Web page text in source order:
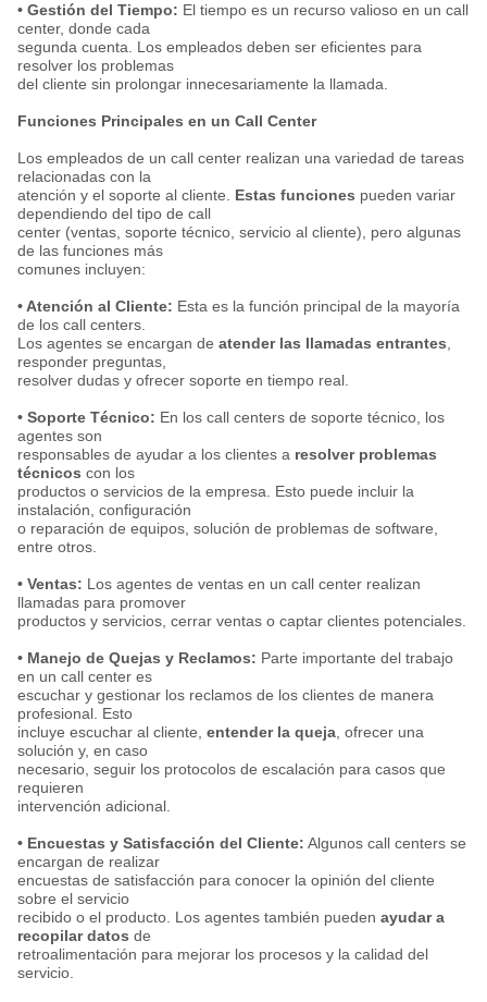
• Gestión del Tiempo: El tiempo es un recurso valioso en un call
center, donde cada
segunda cuenta. Los empleados deben ser eficientes para
resolver los problemas
del cliente sin prolongar innecesariamente la llamada.
Funciones Principales en un Call Center
Los empleados de un call center realizan una variedad de tareas
relacionadas con la
atención y el soporte al cliente. Estas funciones pueden variar
dependiendo del tipo de call
center (ventas, soporte técnico, servicio al cliente), pero algunas
de las funciones más
comunes incluyen:
• Atención al Cliente: Esta es la función principal de la mayoría
de los call centers.
Los agentes se encargan de atender las llamadas entrantes
responder preguntas,
resolver dudas y ofrecer soporte en tiempo real.
• Soporte Técnico: En los call centers de soporte técnico, los
agentes son
responsables de ayudar a los clientes a resolver problemas
técnicos con los
productos o servicios de la empresa. Esto puede incluir la
instalación, configuración
o reparación de equipos, solución de problemas de software,
entre otros.
• Ventas: Los agentes de ventas en un call center realizan
llamadas para promover
productos y servicios, cerrar ventas o captar clientes potenciales.
• Manejo de Quejas y Reclamos: Parte importante del trabajo
en un call center es
escuchar y gestionar los reclamos de los clientes de manera
profesional. Esto
incluye escuchar al cliente, entender la queja , ofrecer una
solución y, en caso
necesario, seguir los protocolos de escalación para casos que
requieren
intervención adicional.
• Encuestas y Satisfacción del Cliente: Algunos call centers se
encargan de realizar
encuestas de satisfacción para conocer la opinión del cliente
sobre el servicio
recibido o el producto. Los agentes también pueden ayudar a
recopilar datos de
retroalimentación para mejorar los procesos y la calidad del
servicio.